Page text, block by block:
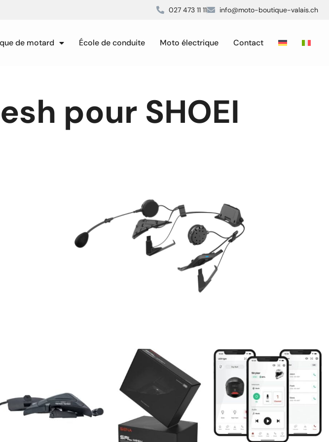
027 473 11 11 info@moto-boutique-valais.ch
de motard École de conduite Moto électrique Contact
pour SHOEI